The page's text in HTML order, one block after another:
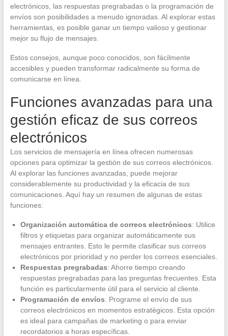
electrónicos, las respuestas pregrabadas o la programación de
envíos son posibilidades a menudo ignoradas. Al explorar estas
herramientas, es posible ganar un tiempo valioso y gestionar
mejor su flujo de mensajes.
Estos consejos, aunque poco conocidos, son fácilmente
accesibles y pueden transformar radicalmente su forma de
comunicarse en línea.
Funciones avanzadas para una
gestión eficaz de sus correos
electrónicos
Los servicios de mensajería en línea ofrecen numerosas
opciones para optimizar la gestión de sus correos electrónicos.
Al explorar las funciones avanzadas, puede mejorar
considerablemente su productividad y la eficacia de sus
comunicaciones. Aquí hay un resumen de algunas de estas
funciones:
Organización automática de correos electrónicos: Utilice
filtros y etiquetas para organizar automáticamente sus
mensajes entrantes. Esto le permite clasificar sus correos
electrónicos por prioridad y no perder los correos esenciales.
Respuestas pregrabadas: Ahorre tiempo creando
respuestas pregrabadas para las preguntas frecuentes. Esta
función es particularmente útil para el servicio al cliente.
Programación de envíos: Programe el envío de sus
correos electrónicos en momentos estratégicos. Esta opción
es ideal para campañas de marketing o para enviar
recordatorios a horas específicas.